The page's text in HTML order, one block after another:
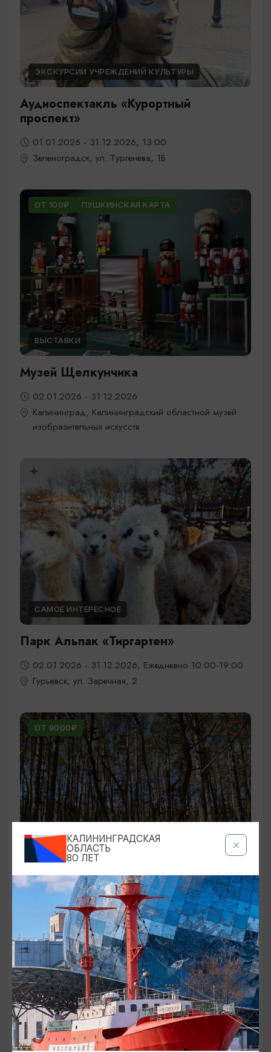
ЭКСКУРСИИ УЧРЕЖДЕНИЙ КУЛЬТУРЫ
Аудиоспектакль «Курортный
проспект»
01.01.2026 - 31.12.2026, 13:00
Зеленоградск, ул. Тургенева, 1Б
ОТ 100₽ ПУШКИНСКАЯ КАРТА
ВЫСТАВКИ
Музей Щелкунчика
02.01.2026 - 31.12.2026
Калининград, Калининградский областной музей
изобразительных искусств
САМОЕ ИНТЕРЕСНОЕ
Парк Альпак «Тиргартен»
02.01.2026 - 31.12.2026, Ежедневно 10:00-19:00
Гурьевск, ул. Заречная, 2
ОТ 9000₽
ЭКСКУРСИИ УЧРЕЖДЕНИЙ КУЛЬТУРЫ
Аудиоспектакль «Истории Куршской
косы»
01.02.2026 - 31.12.2026, 13:00
Куршская коса
ОТ 2500₽
КАЛИНИНГРАДСКАЯ
ОБЛАСТЬ
80 ЛЕТ